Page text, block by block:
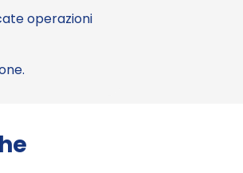
operazioni